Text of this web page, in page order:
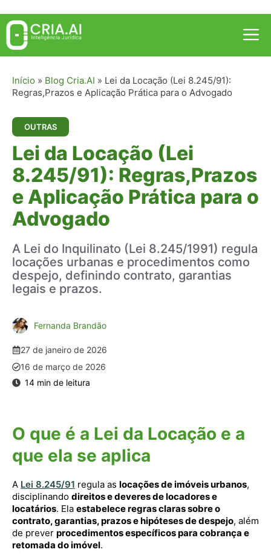
Pular
para
conteúdo
Início » Blog Cria.AI » Lei da Locação (Lei 8.245/91):
Regras,Prazos e Aplicação Prática para o Advogado
OUTRAS
Lei da Locação (Lei
8.245/91): Regras,Prazos
e Aplicação Prática para o
Advogado
A Lei do Inquilinato (Lei 8.245/1991) regula
locações urbanas e procedimentos como
despejo, definindo contrato, garantias
legais e prazos.
Fernanda Brandão
27 de janeiro de 2026
16 de março de 2026
O que é a Lei da Locação e a
que ela se aplica
A Lei 8.245/91 regula as locações de imóveis urbanos,
disciplinando direitos e deveres de locadores e
locatários. Ela estabelece regras claras sobre o
contrato, garantias, prazos e hipóteses de despejo, além
de prever procedimentos específicos para cobrança e
retomada do imóvel.